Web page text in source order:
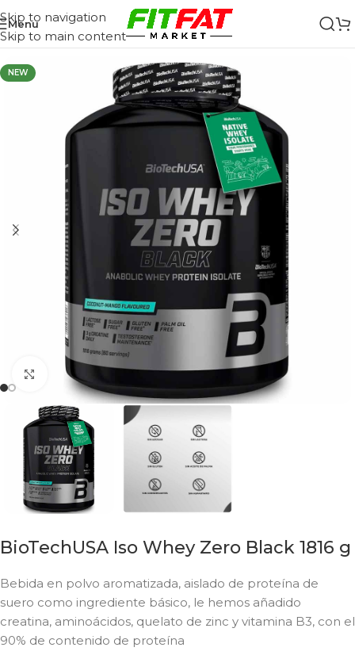
Skip to navigation
Skip to main content
Menu
NEW
Click to enlarge
BioTechUSA Iso Whey Zero Black 1816 g
Bebida en polvo aromatizada, aislado de proteína de
suero como ingrediente básico, le hemos añadido
creatina, aminoácidos, quelato de zinc y vitamina B3, con el
90% de contenido de proteína